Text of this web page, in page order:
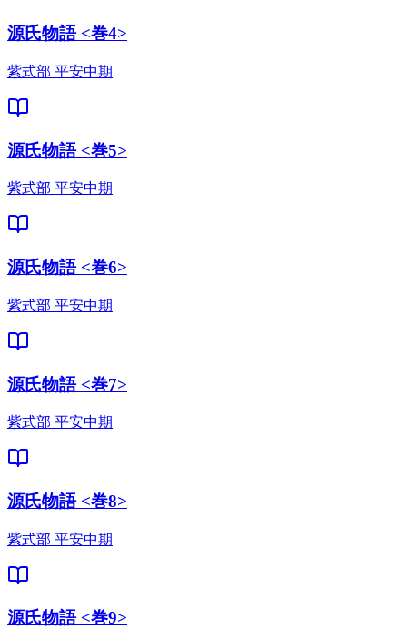
源氏物語 <巻4>
紫式部 平安中期
源氏物語 <巻5>
紫式部 平安中期
源氏物語 <巻6>
紫式部 平安中期
源氏物語 <巻7>
紫式部 平安中期
源氏物語 <巻8>
紫式部 平安中期
源氏物語 <巻9>